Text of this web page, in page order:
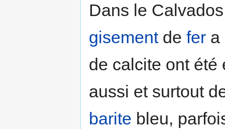
Dans le
gisementde fer a
de calcite ont
aussi et surtout
barite bleu,